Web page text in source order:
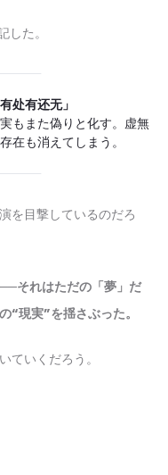
た。
处有还无」
もまた偽りと化す。虚無
在も消えてしまう。
を目撃しているのだろ
それはただの「夢」だ
“現実”を揺さぶった。
ていくだろう。